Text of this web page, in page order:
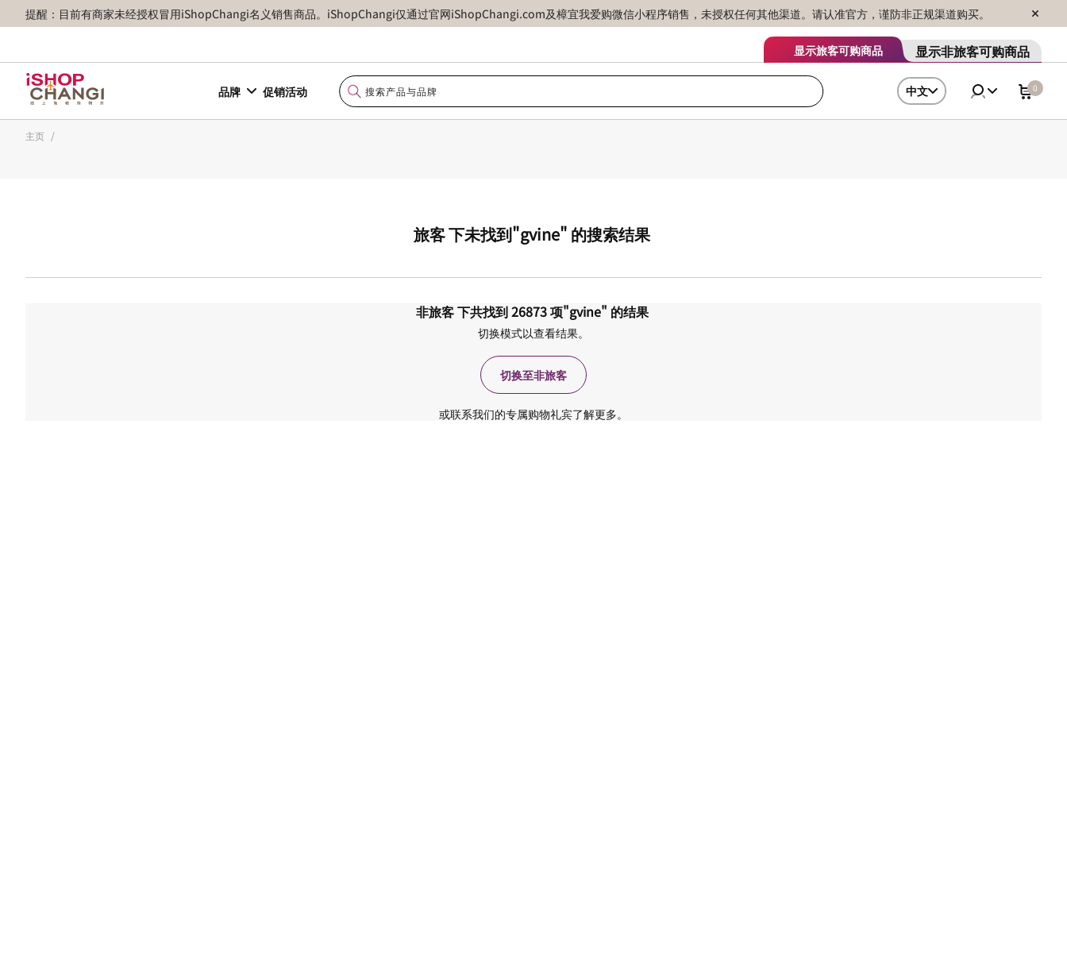
提醒：目前有商家未经授权冒用iShopChangi名义销售商品。iShopChangi仅通过官网iShopChangi.com及樟宜我爱购微信小程序销售，未授权任何其他渠道。请认准官方，谨防非正规渠道购买。
显示旅客可购商品 显示非旅客可购商品
品牌 促销活动 中文 0
主页 /
旅客下未找到"gvine" 的搜索结果
非旅客下共找到26873项"gvine" 的结果
切换模式以查看结果。
切换至非旅客
或联系我们的专属购物礼宾了解更多。